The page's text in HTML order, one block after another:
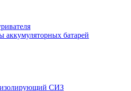
аккумуляторных батарей
СИЗ